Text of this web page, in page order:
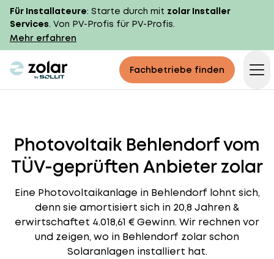
Für Installateure: Starte durch mit zolar Installer
Services. Von PV-Profis für PV-Profis.
Mehr erfahren
zolar logo Fachbetriebe finden
Photovoltaik Behlendorf vom
TÜV-geprüften Anbieter zolar
Eine Photovoltaikanlage in Behlendorf lohnt sich,
denn sie amortisiert sich in 20,8 Jahren &
erwirtschaftet 4.018,61 € Gewinn. Wir rechnen vor
und zeigen, wo in Behlendorf zolar schon
Solaranlagen installiert hat.